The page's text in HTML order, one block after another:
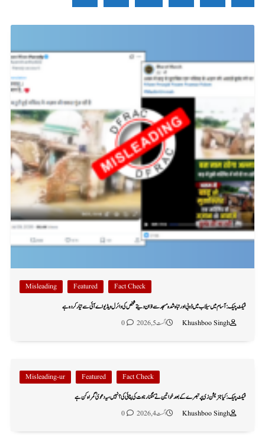
Fact Check
Featured
Misleading
فیکٹ چیک: آسام میں سیلاب میں ڈوبی اور تباہ شدہ مسجد سے اذان دیتے شخص کی وائرل ویڈیو اے آئی سے تیار کردہ ہے
Khushboo Singh
اگست 5, 2026 0
Fact Check
Featured
Misleading-ur
فیکٹ چیک: کیا جنریشن زی پر تبصرے کے بعد خواتین نے کنگنا رناوت کی پٹائی کی؟ نہیں، یہ دعویٰ گمراہ کن ہے
Khushboo Singh
اگست 4, 2026 0